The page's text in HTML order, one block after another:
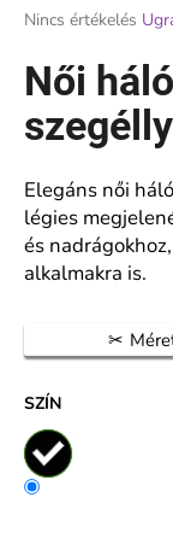
A
átlagos
értékelése
ből
csillag.
Nincs értékelés
Női
Elegáns női
légies
és
alkalmakra is.
SZÍN
A
j
á
l
j
u
k
20
DEN
NAGY
BETÉTTEL
140
CM
–